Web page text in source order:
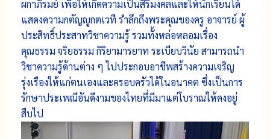
ผกาภิรมย์ เพื่อให้เกิดความเป็นสิริมงคลและให้นักเรียนได้
แสดงความกตัญญูกตเวที รำลึกถึงพระคุณของครู อาจารย์ ผู้
ประสิทธิ์ประสาทวิชาความรู้ รวมทั้งหล่อหลอมเรื่อง
คุณธรรม จริยธรรม กิริยามารยาท ระเบียบวินัย สามารถนำ
วิชาความรู้ด้านต่าง ๆ ไปประกอบอาชีพสร้างความเจริญ
รุ่งเรืองให้แก่ตนเองและครอบครัวได้ในอนาคต ซึ่งเป็นการ
รักษาประเพณีอันดีงามของไทยที่มีมาแต่โบราณให้คงอยู่
สืบไป